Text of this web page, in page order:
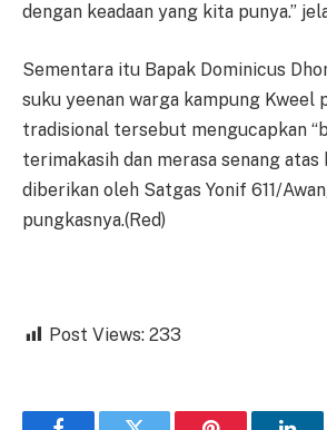
dengan keadaan yang kita punya.”
Sementara itu Bapak Dominicus
suku yeenan warga kampung Kweel
tradisional tersebut mengucapkan
terimakasih dan merasa senang atas
diberikan oleh Satgas Yonif 611/
pungkasnya.(Red)
Post Views: 233